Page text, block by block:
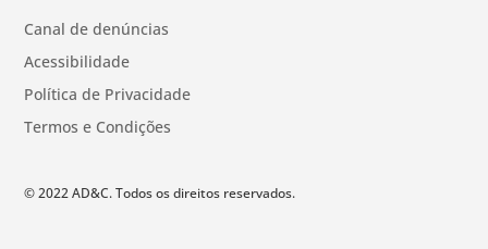
Canal de denúncias
Acessibilidade
Política de Privacidade
Termos e Condições
© 2022 AD&C. Todos os direitos reservados.